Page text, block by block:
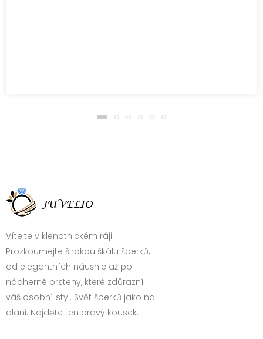
Vítejte v klenotnickém ráji!
Prozkoumejte širokou škálu šperků,
od elegantních náušnic až po
nádherné prsteny, které zdůrazní
váš osobní styl. Svět šperků jako na
dlani. Najděte ten pravý kousek.